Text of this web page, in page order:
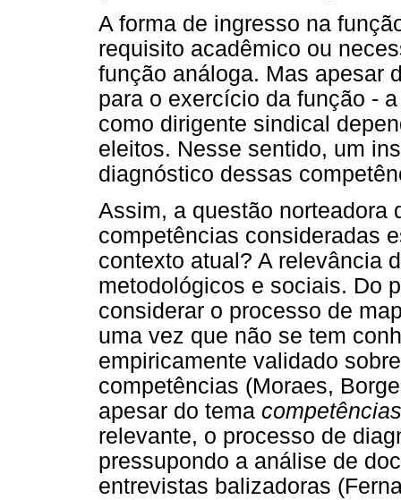
A forma de ingresso na
requisito acadêmico ou
função análoga. Mas apesar
para o exercício da função -
como dirigente sindical
eleitos. Nesse sentido, um
diagnóstico dessas
Assim, a questão norteadora
competências consideradas
contexto atual? A relevância
metodológicos e sociais. Do
considerar o processo de
uma vez que não se tem
empiricamente validado
competências (Moraes,
apesar do tema competências
relevante, o processo de
pressupondo a análise de
entrevistas balizadoras